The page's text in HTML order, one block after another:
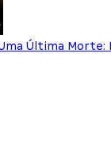
Última Morte: